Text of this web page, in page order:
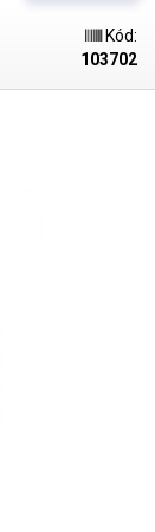
nástroj
a inspekci
pozorování
ve školách.
předmětů a
na bází Linuxu
rozlišení (JPG,
hledání závad.
hodnoty do
myši,
druhý konektor
pro ukládání
celém
se o otočná
Kód:
103702